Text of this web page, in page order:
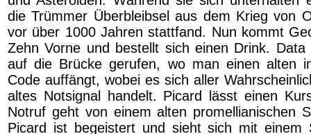
die Trümmer Überbleibsel aus dem Krieg von
vor über 1000 Jahren stattfand. Nun kommt
Zehn Vorne und bestellt sich einen Drink.
auf die Brücke gerufen, wo man einen alten
Code auffängt, wobei es sich aller
altes Notsignal handelt. Picard lässt einen
Notruf geht von einem alten promellianischen
Picard ist begeistert und sieht sich mit einem